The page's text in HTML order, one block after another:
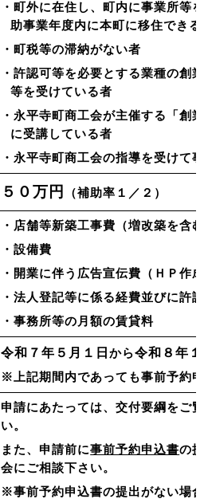
・町外に在住し、町内に事業所等
助事業年度内に本町に移住できる
・町税等の滞納がない者
・許認可等を必要とする業種の創
等を受けている者
・永平寺町商工会が主催する「創
に受講している者
・永平寺町商工会の指導を受けて
５０万円 （補助率１／２）
・店舗等新築工事費（増改築を含
・設備費
・開業に伴う広告宣伝費（ＨＰ作
・法人登記等に係る経費並びに許
・事務所等の月額の賃貸料
令和７年５ 月１日から令和８年１
※上記期間内であっても事前予約
申請にあたっては、交付要綱をご
い。
また、申請前に事前予約申込書の提
会にご相談下さい。
※事前予約申込書の提出がない場